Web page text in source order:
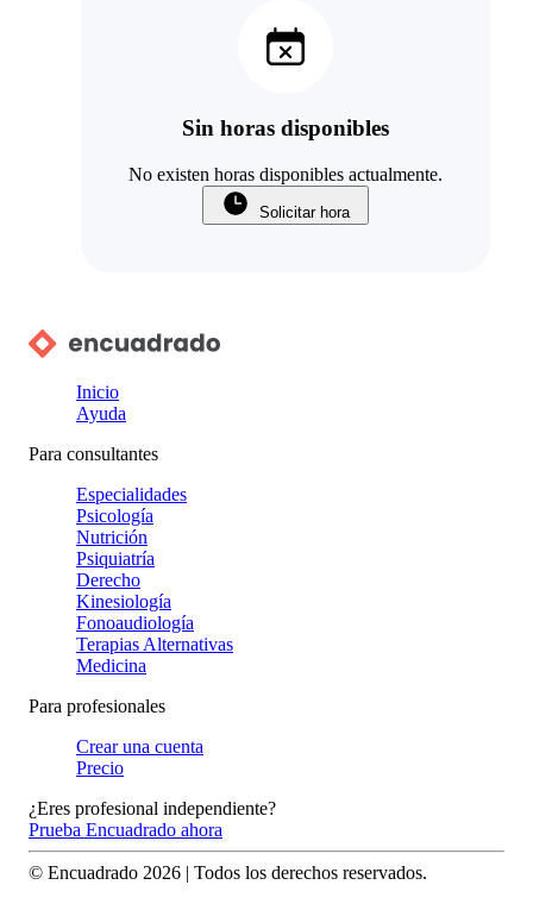
Sin horas disponibles
No existen horas disponibles actualmente.
Solicitar hora
Inicio
Ayuda
Para consultantes
Especialidades
Psicología
Nutrición
Psiquiatría
Derecho
Kinesiología
Fonoaudiología
Terapias Alternativas
Medicina
Para profesionales
Crear una cuenta
Precio
¿Eres profesional independiente?
Prueba Encuadrado ahora
© Encuadrado 2026 | Todos los derechos reservados.